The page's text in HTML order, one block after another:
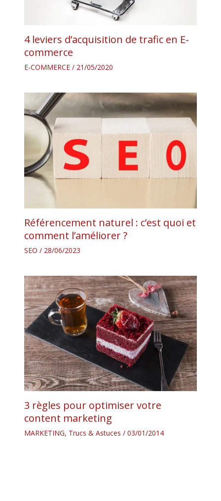
4 leviers d’acquisition de trafic en E-
commerce
E-COMMERCE/ 21/05/2020
Référencement naturel : c’est quoi et
comment l’améliorer ?
SEO / 28/06/2023
3 règles pour optimiser votre
content marketing
MARKETING, Trucs & Astuces / 03/01/2014